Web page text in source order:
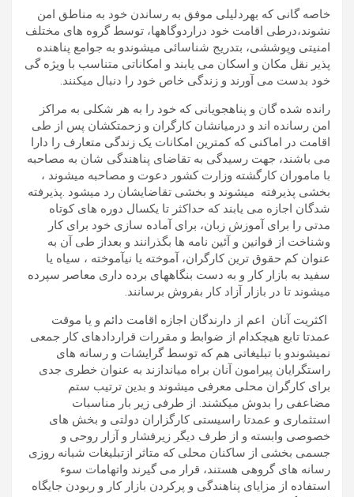
خاصه گانی که بهردلیلی موفق به رساندن خود به مناطق امن
نشوند،درطی اقامت خود دراردوگاهها، توسط گروه های مختلف
امنیتی وپوششی، بتدریج شناسائی میشوندو به جوامع پناهنده
پذیر نقل مکان و اسکان می یابند و امکاناتی متناسب با ویژه گی
خود بدست می آورند و زندگی خاص خود را دنبال میکنند.
رانده شده گان و پناهجویانی که خود را به هر شکلی به مراکز
امن رسانده اند و درمیانشان کارگران و زحمتکشان پس از طی
اقامت در اماکنی که کمترین امکانات یک زندگی متعارف را دارا
می باشند، جهت رسیدگی به تقاضای پناهندگی شان به مصاحبه
با ماموران کارگشته وزارت کشور دعوت و مصاحبه میشوند ،
بخشی پذیرفته میشوند و بخشی تقاضایشان رد میشود .پذیرفته
شدگان اجازه می یابند که حداکثر تا یکسال دوره های کوتاه
مدتی را برای آموزش زبان، برای آماده سازی خود برای کار
وشناخت از قوانین و آئین نامه ها بگذرانند و بعداز طی آن به
عنوان کم حقوق ترین کارگران، آموخته یا نیآموخته ، سیاه یا
سفید به بازار کار و به دست بنگاههای برده داری معاصر سپرده
میشوند تا در بازار آزاد کار بفروش برسانند.
اکثریت آنان اعم از دارندگان اجازه اقامت دائم و یا موقت
عمدتا تابع هیچکدام از ضوابط و مقررات قراردادهای کار جمعی
نمیشوندو با تبلیغاتی هم که توسط گرایشات و رسانه های
راستگرایان پیرامون آنان براه میاندازند به عنوان خطری جدی
برای کارگران محلی معرفی میشوند و بدین ترتیب ستم
مضاعفی را بدوش میکشند. از طرفی زیر بار مناسبات
استثماری و عمدتا راسیستی کارگزاران دولتی و بخش های
خصوصی وابسته و از طرف دیگر زیرفشار و آزار روحی و
جسمی بخشی از ساکنان محلی که متاثر ازتبلیغات شبانه روزی
رسانه های گروهی هستند، قرار می گیرند واتهامات سوء
استفاده از مزایای پناهندگی و پرکردن بازار کار و ربودن جایگاه